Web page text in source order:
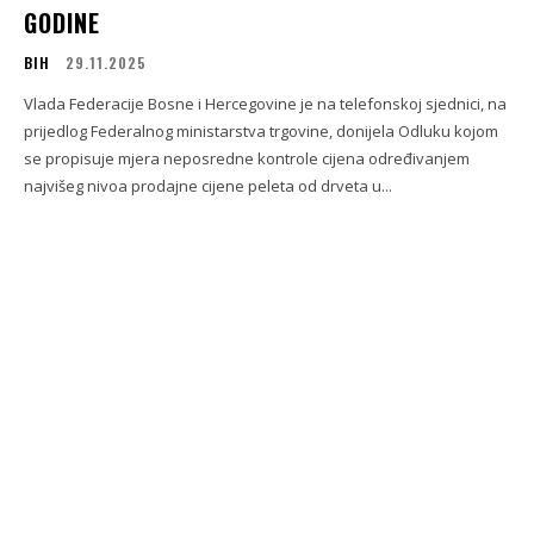
GODINE
BIH 29.11.2025
Vlada Federacije Bosne i Hercegovine je na telefonskoj sjednici, na
prijedlog Federalnog ministarstva trgovine, donijela Odluku kojom
se propisuje mjera neposredne kontrole cijena određivanjem
najvišeg nivoa prodajne cijene peleta od drveta u...